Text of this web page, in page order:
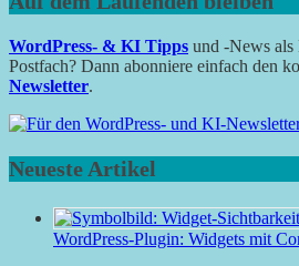
WordPress- & KI Tipps und -News
Postfach? Dann abonniere einfach den
Newsletter.
Neueste Artikel
WordPress-Plugin: Widgets mit